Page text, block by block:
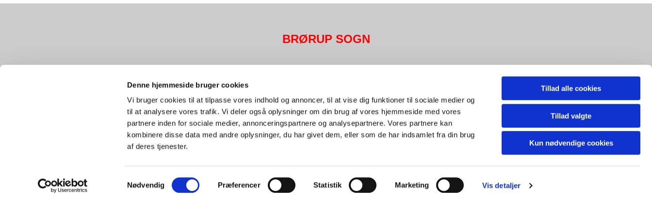
Denne hjemmeside bruger cookies
Vi bruger cookies til at tilpasse vores indhold og annoncer, til at vise dig funktioner til sociale medier og
til at analysere vores trafik. Vi deler også oplysninger om din brug af vores hjemmeside med vores
partnere inden for sociale medier, annonceringspartnere og analysepartnere. Vores partnere kan
kombinere disse data med andre oplysninger, du har givet dem, eller som de har indsamlet fra din brug
af deres tjenester.
Samtykkevalg
Nødvendig Præferencer Statistik Marketing Vis detaljer
Tillad alle cookies
Tillad valgte
Kun nødvendige cookies
BRØRUP SOGN